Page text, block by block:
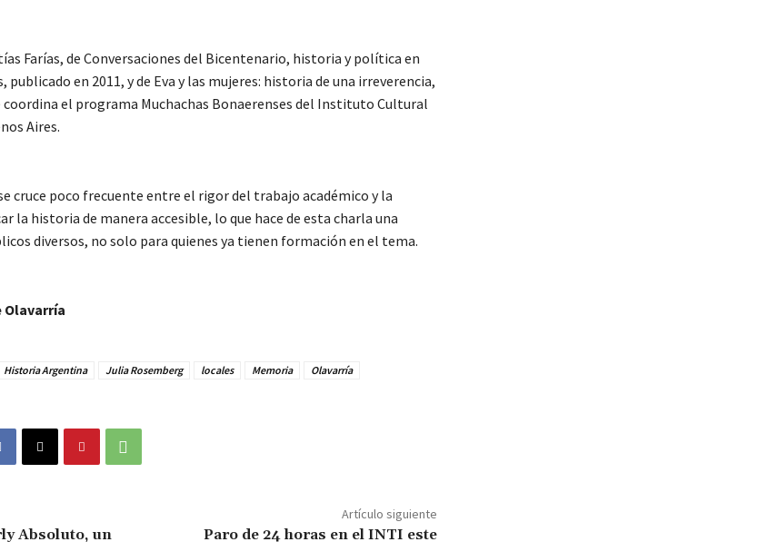
Farías, de Conversaciones del Bicentenario, historia y política en
en 2011, y de Eva y las mujeres: historia de una irreverencia,
coordina el programa Muchachas Bonaerenses del Instituto Cultural
Aires.
cruce poco frecuente entre el rigor del trabajo académico y la
la historia de manera accesible, lo que hace de esta charla una
diversos, no solo para quienes ya tienen formación en el tema.
Olavarría
Historia Argentina Julia Rosemberg locales Memoria
Olavarría
Absoluto, un
Artículo siguiente
Paro de 24 horas en el INTI este